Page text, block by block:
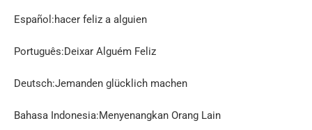
Español:hacer feliz a alguien
Português:Deixar Alguém Feliz
Deutsch:Jemanden glücklich machen
Bahasa Indonesia:Menyenangkan Orang Lain